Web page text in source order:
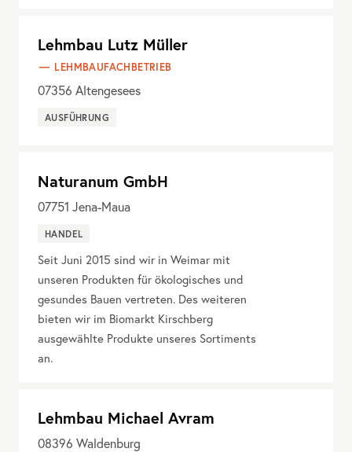
Lehmbau Lutz Müller
LEHMBAUFACHBETRIEB
07356 Altengesees
AUSFÜHRUNG
Naturanum GmbH
07751 Jena-Maua
HANDEL
Seit Juni 2015 sind wir in Weimar mit
unseren Produkten für ökologisches und
gesundes Bauen vertreten. Des weiteren
bieten wir im Biomarkt Kirschberg
ausgewählte Produkte unseres Sortiments
an.
Lehmbau Michael Avram
08396 Waldenburg